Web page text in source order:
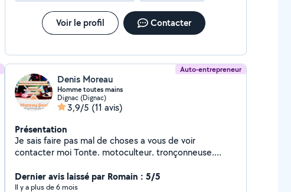
Voir le profil Contacter
Auto-entrepreneur
Denis Moreau
Homme toutes mains
Dignac (Dignac)
3,9/5 (11 avis)
Présentation
Je sais faire pas mal de choses a vous de voir
contacter moi Tonte. motoculteur. tronçonneuse.
rosiers. Petit bricolage. etc...
Dernier avis laissé par Romain : 5/5
Il y a plus de 6 mois